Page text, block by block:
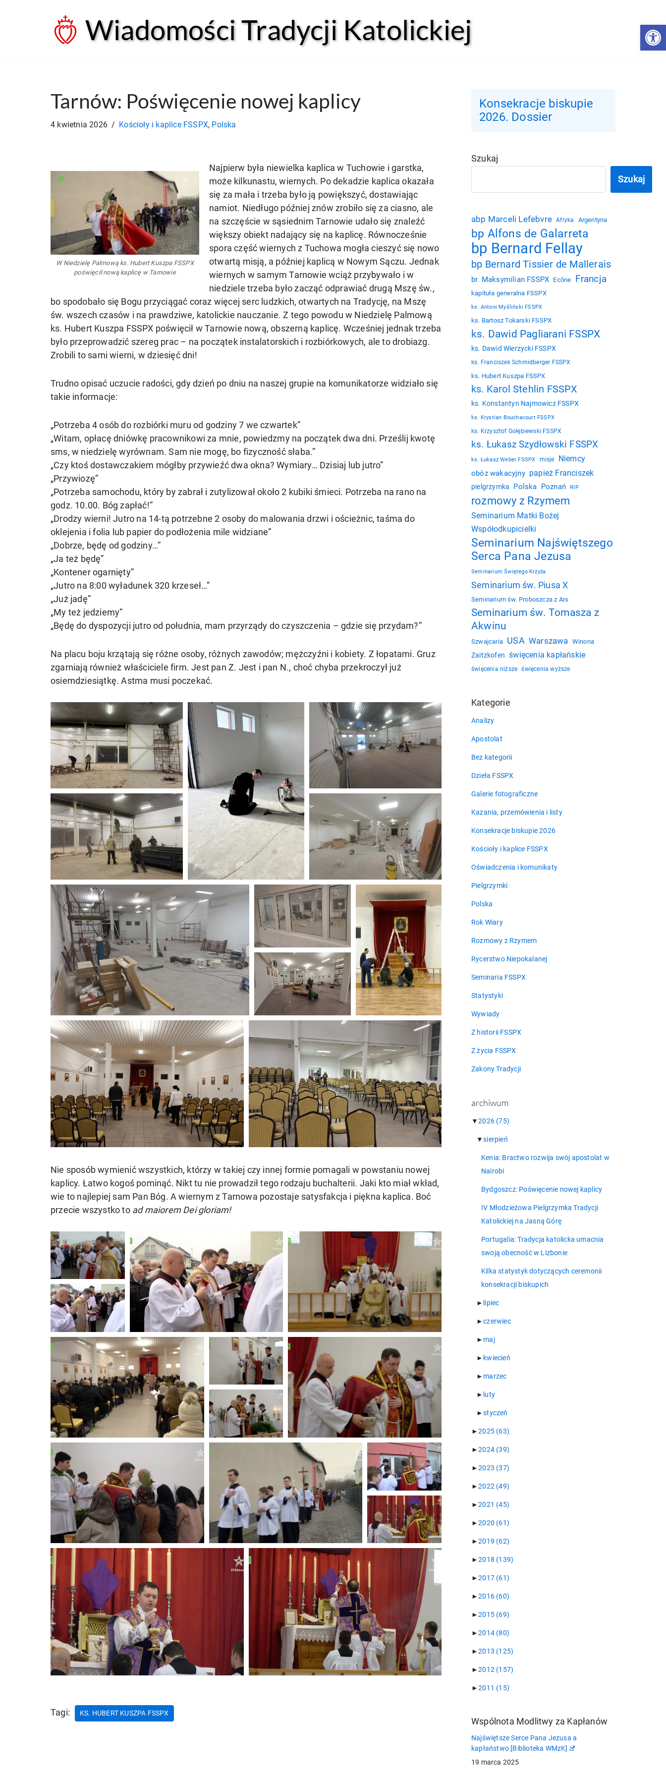
Wiadomości Tradycji Katolickiej
Tarnów: Poświęcenie nowej kaplicy
4 kwietnia 2026 Kościoły i kaplice FSSPX, Polska
W Niedzielę Palmową ks. Hubert Kuszpa FSSPX
poświęcił nową kaplicę w Tarnowie
Najpierw była niewielka kaplica w Tuchowie i garstka,
może kilkunastu, wiernych. Po dekadzie kaplica okazała
się za mała i trzeba było ją powiększyć, dostawiając
namiot. Niedługo później znów zrobiło się za ciasno, ale
na szczęście w sąsiednim Tarnowie udało się znaleźć
większy obiekt nadający się na kaplicę. Równocześnie
spora część wiernych z Tuchowa mogła cieszyć się nowo
otwartą misją, a później kaplicą w Nowym Sączu. Jednak
wiernych w samym Tarnowie wciąż przybywało i w
niedziele trzeba było zacząć odprawiać drugą Mszę św.,
bo spodobało się Bogu przyciągać coraz więcej serc ludzkich, otwartych na Tradycję, na Mszę
św. wszech czasów i na prawdziwe, katolickie nauczanie. Z tego powodu w Niedzielę Palmową
ks. Hubert Kuszpa FSSPX poświęcił w Tarnowie nową, obszerną kaplicę. Wcześniej jednak trzeba
było przeprowadzić szereg prac – na początek instalatorskich i rozbiórkowych, ale to drobiazg.
Zrobili to sami wierni, w dziesięć dni!
Trudno opisać uczucie radości, gdy dzień po dniu na naszej grupie na komunikatorze widziało się
takie informacje:
„Potrzeba 4 osób do rozbiórki muru od godziny 7 we czwartek”
„Witam, opłacę dniówkę pracownikowi za mnie, powiedzmy na początek dwa dni. Prześlij kwotę
sms, w niedzielę wyrównam. Sam nie mogę, bo fizyczność słaba.”
„Czy ktoś dostawczakiem mógłby przywieźć dwa okna? Wymiary… Dzisiaj lub jutro”
„Przywiozę”
„Potrzeba samochodu, który by zabrał i zutylizował około 2 kubiki śmieci. Potrzeba na rano na
godz. 10.00. Bóg zapłać!”
„Drodzy wierni! Jutro na 14-tą potrzebne 2 osoby do malowania drzwi i ościeżnic, taśma do
oklejenia i folia lub papier do podłożenia mile widziane”
„Dobrze, będę od godziny…”
„Ja też będę”
„Kontener ogarnięty”
„Jutro na 8:00 wyładunek 320 krzeseł…”
„Już jadę”
„My też jedziemy”
„Będę do dyspozycji jutro od południa, mam przyrządy do czyszczenia – gdzie się przydam?”
Na placu boju krzątają się różne osoby, różnych zawodów; mężczyźni i kobiety. Z łopatami. Gruz
zgarniają również właściciele firm. Jest pan Z. Jest i pan N., choć chyba przekroczył już
osiemdziesiątkę. Astma musi poczekać.
Nie sposób wymienić wszystkich, którzy w takiej czy innej formie pomagali w powstaniu nowej
kaplicy. Łatwo kogoś pominąć. Nikt tu nie prowadził tego rodzaju buchalterii. Jaki kto miał wkład,
wie to najlepiej sam Pan Bóg. A wiernym z Tarnowa pozostaje satysfakcja i piękna kaplica. Boć
przecie wszystko to ad maiorem Dei gloriam!
Tagi: KS. HUBERT KUSZPA FSSPX
Konsekracje biskupie
2026. Dossier
Szukaj
Szukaj
abp Marceli Lefebvre Afryka Argentyna
bp Alfons de Galarreta
bp Bernard Fellay
bp Bernard Tissier de Mallerais
br. Maksymilian FSSPX Ecône Francja
kapituła generalna FSSPX
ks. Antoni Myśliński FSSPX
ks. Bartosz Tokarski FSSPX
ks. Dawid Pagliarani FSSPX
ks. Dawid Wierzycki FSSPX
ks. Franciszek Schmidberger FSSPX
ks. Hubert Kuszpa FSSPX
ks. Karol Stehlin FSSPX
ks. Konstantyn Najmowicz FSSPX
ks. Krystian Bouchacourt FSSPX
ks. Krzysztof Gołębiewski FSSPX
ks. Łukasz Szydłowski FSSPX
ks. Łukasz Weber FSSPX misje Niemcy
obóz wakacyjny papież Franciszek
pielgrzymka Polska Poznań RIP
rozmowy z Rzymem
Seminarium Matki Bożej
Współodkupicielki
Seminarium Najświętszego
Serca Pana Jezusa
Seminarium Świętego Krzyża
Seminarium św. Piusa X
Seminarium św. Proboszcza z Ars
Seminarium św. Tomasza z
Akwinu
Szwajcaria USA Warszawa Winona
Zaitzkofen święcenia kapłańskie
święcenia niższe święcenia wyższe
Kategorie
Analizy
Apostolat
Bez kategorii
Dzieła FSSPX
Galerie fotograficzne
Kazania, przemówienia i listy
Konsekracje biskupie 2026
Kościoły i kaplice FSSPX
Oświadczenia i komunikaty
Pielgrzymki
Polska
Rok Wiary
Rozmowy z Rzymem
Rycerstwo Niepokalanej
Seminaria FSSPX
Statystyki
Wywiady
Z historii FSSPX
Z życia FSSPX
Zakony Tradycji
archiwum
▼2026 (75)
▼sierpień
Kenia: Bractwo rozwija swój apostolat w
Nairobi
Bydgoszcz: Poświęcenie nowej kaplicy
IV Młodzieżowa Pielgrzymka Tradycji
Katolickiej na Jasną Górę
Portugalia: Tradycja katolicka umacnia
swoją obecność w Lizbonie
Kilka statystyk dotyczących ceremonii
konsekracji biskupich
► lipiec
►czerwiec
► maj
► kwiecień
► marzec
► luty
►styczeń
►2025 (63)
►2024 (39)
►2023 (37)
►2022 (49)
►2021 (45)
►2020 (61)
►2019 (62)
►2018 (139)
►2017 (61)
►2016 (60)
►2015 (69)
►2014 (80)
►2013 (125)
►2012 (157)
►2011 (15)
Wspólnota Modlitwy za Kapłanów
Najświętsze Serce Pana Jezusa a
kapłaństwo [Biblioteka WMzK]
19 marca 2025